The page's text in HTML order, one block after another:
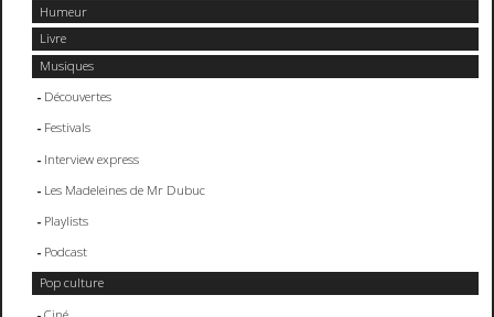
Humeur
Livre
Musiques
Découvertes
Festivals
Interview express
Les Madeleines de Mr Dubuc
Playlists
Podcast
Pop culture